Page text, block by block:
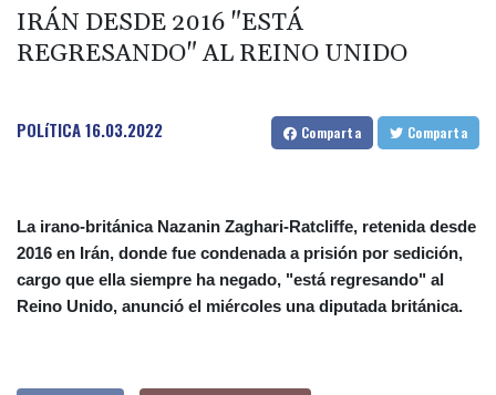
IRÁN DESDE 2016 "ESTÁ
REGRESANDO" AL REINO UNIDO
POLíTICA16.03.2022 Comparta Comparta
La irano-británica Nazanin Zaghari-Ratcliffe, retenida desde
2016 en Irán, donde fue condenada a prisión por sedición,
cargo que ella siempre ha negado, "está regresando" al
Reino Unido, anunció el miércoles una diputada británica.